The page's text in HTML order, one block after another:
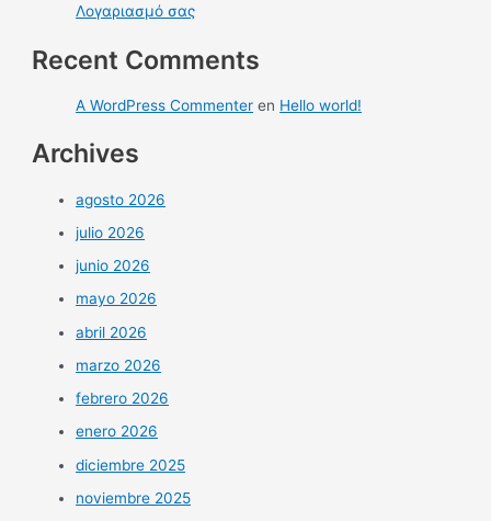
Λογαριασμό σας
Recent Comments
A WordPress Commenter en Hello world!
Archives
agosto 2026
julio 2026
junio 2026
mayo 2026
abril 2026
marzo 2026
febrero 2026
enero 2026
diciembre 2025
noviembre 2025